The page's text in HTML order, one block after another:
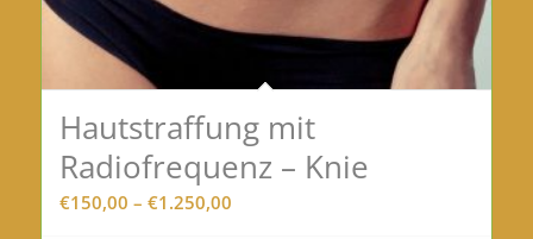
Hautstraffung mit
Radiofrequenz – Knie
€150,00 – €1.250,00Preisspanne: